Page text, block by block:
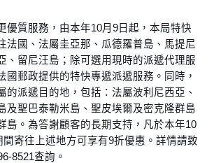
優質服務，由本年10月9日起，本局特快
法國、法屬圭亞那、瓜德羅普島、馬提尼
、留尼汪島；除可選用現時的派遞代理服
國郵政提供的特快專遞派遞服務。同時，
的派遞目的地，包括：法屬波利尼西亞、
及聖巴泰勒米島、聖皮埃爾及密克隆群島
島。為答謝顧客的長期支持，凡於本年10
間寄往上述地方可享有9折優惠。詳情請致
8521查詢。